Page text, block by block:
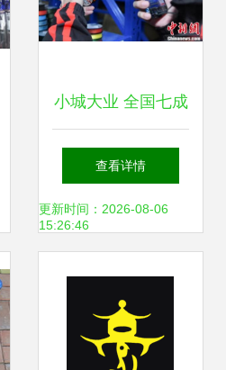
小城大业 全国七成
鱼的“诞生地”，竟
藏在这个浙江内陆
查看详情
更新时间：2026-08-06
15:26:46